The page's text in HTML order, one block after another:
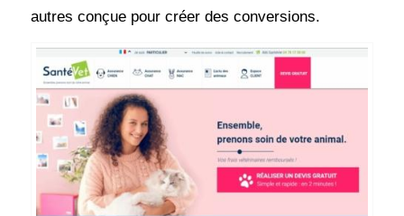
autres conçue pour créer des conversions.